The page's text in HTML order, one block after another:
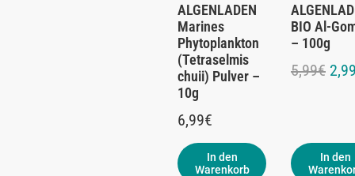
ALGENLADEN
Marines
Phytoplankton
(Tetraselmis
chuii) Pulver –
10g
6,99€
In den
Warenkorb
BIO Al-
– 100g
5,99€
In den